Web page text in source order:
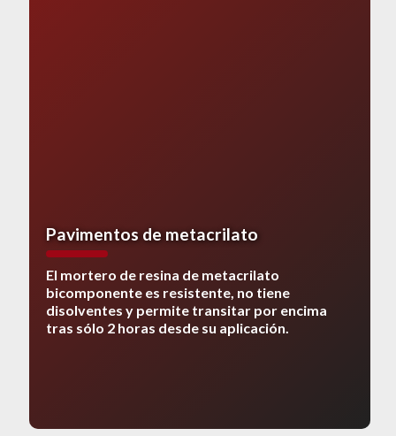
Pavimentos de metacrilato
El mortero de resina de metacrilato
bicomponente es resistente, no tiene
disolventes y permite transitar por encima
tras sólo 2 horas desde su aplicación.